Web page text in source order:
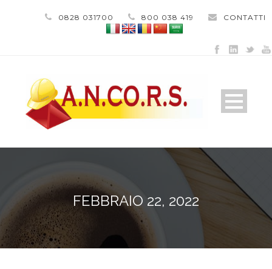
0828 031700 800 038 419 CONTATTI
FEBBRAIO 22, 2022